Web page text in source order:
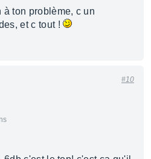
à ton problème, c un
et c tout !
#10